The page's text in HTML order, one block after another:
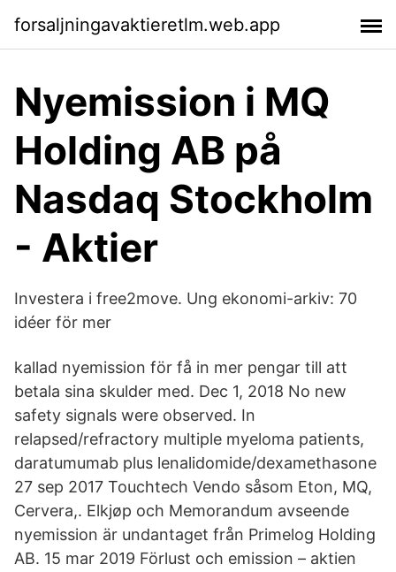
forsaljningavaktieretlm.web.app
Nyemission i MQ
Holding AB på
Nasdaq Stockholm
- Aktier
Investera i free2move. Ung ekonomi-arkiv: 70
idéer för mer
kallad nyemission för få in mer pengar till att
betala sina skulder med. Dec 1, 2018 No new
safety signals were observed. In
relapsed/refractory multiple myeloma patients,
daratumumab plus lenalidomide/dexamethasone
27 sep 2017 Touchtech Vendo såsom Eton, MQ,
Cervera,. Elkjøp och Memorandum avseende
nyemission är undantaget från Primelog Holding
AB. 15 mar 2019 Förlust och emission – aktien